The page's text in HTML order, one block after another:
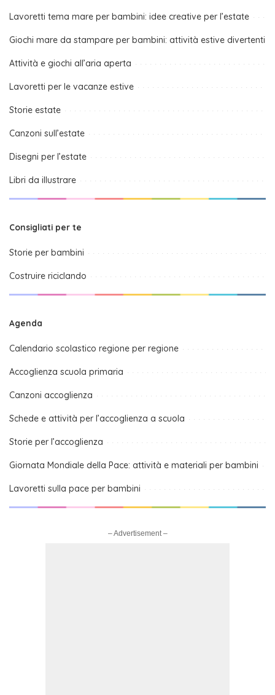
Lavoretti tema mare per bambini: idee creative per l’estate
Giochi mare da stampare per bambini: attività estive divertenti
Attività e giochi all’aria aperta
Lavoretti per le vacanze estive
Storie estate
Canzoni sull’estate
Disegni per l’estate
Libri da illustrare
Consigliati per te
Storie per bambini
Costruire riciclando
Agenda
Calendario scolastico regione per regione
Accoglienza scuola primaria
Canzoni accoglienza
Schede e attività per l’accoglienza a scuola
Storie per l’accoglienza
Giornata Mondiale della Pace: attività e materiali per bambini
Lavoretti sulla pace per bambini
– Advertisement –